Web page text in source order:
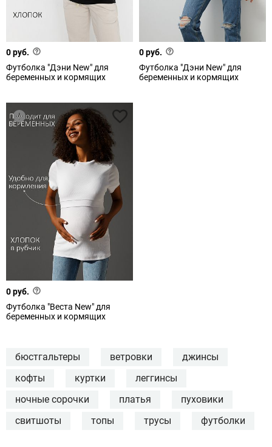
0 руб.
Футболка "Дэни New" для
беременных и кормящих
0 руб.
Футболка "Дэни New" для
беременных и кормящих
0 руб.
Футболка "Веста New" для
беременных и кормящих
бюстгальтеры ветровки
джинсы
кофты
куртки
леггинсы
ночные сорочки
платья
пуховики
свитшоты
топы трусы футболки